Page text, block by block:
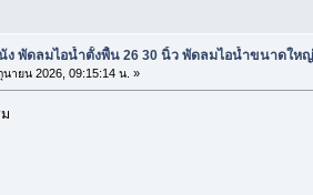
ง พัดลมไอน้ำตั้งพื้น 26 30 นิ้ว พัดลมไอน้ำขนาดใหญ่
นายน 2026, 09:15:14 น. »